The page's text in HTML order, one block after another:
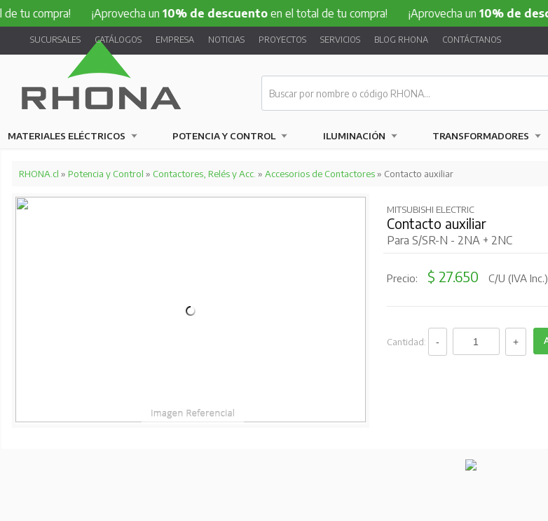
¡Aprovecha un10% de descuentoen el total de tu compra! ¡Aprovecha un10% de descuento
SUCURSALES CATÁLOGOS EMPRESA NOTICIAS PROYECTOS SERVICIOS BLOG RHONA CONTÁCTANOS
MATERIALES ELÉCTRICOS POTENCIA Y CONTROL ILUMINACIÓN TRANSFORMADORES
RHONA.cl » Potencia y Control » Contactores, Relés y Acc. » Accesorios de Contactores» Contacto auxiliar
MITSUBISHI ELECTRIC
Contacto auxiliar
Para S/SR-N - 2NA + 2NC
Precio: $ 27.650 C/U (IVA Inc.)
Cantidad: